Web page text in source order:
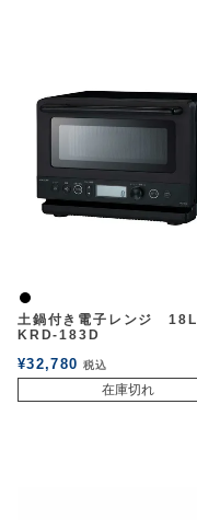
黒
土鍋付き電子レンジ 18L
KRD-183D
¥32,780 税込
在庫切れ